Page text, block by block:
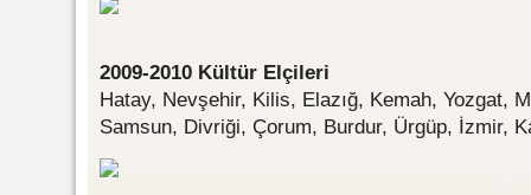
2009-2010 Kültür Elçileri
Hatay, Nevşehir, Kilis, Elazığ, Kemah, Yozgat,
Samsun, Divriği, Çorum, Burdur, Ürgüp, İzmir,